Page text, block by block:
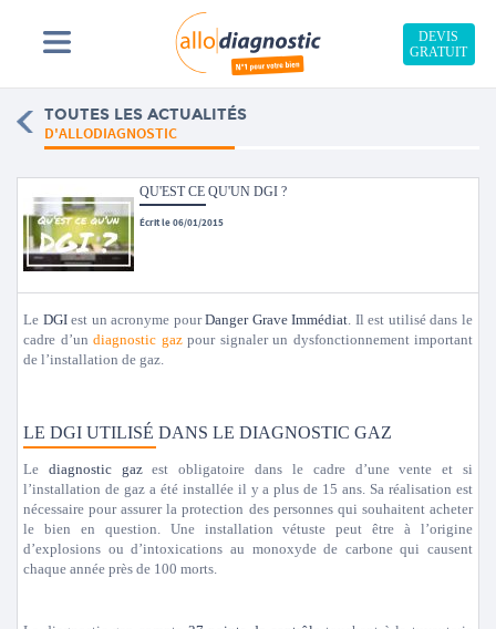
DEVIS
GRATUIT
TOUTES LES ACTUALITÉS
D'ALLODIAGNOSTIC
QU'EST CE QU'UN DGI ?
Écrit le 06/01/2015
Le DGIest un acronyme pourDanger Grave Immédiat. Il est utilisé dans le
cadre d’un diagnostic gazpour signaler un dysfonctionnement important
de l’installation de gaz.
LE DGI UTILISÉ DANS LE DIAGNOSTIC GAZ
Le diagnostic gazest obligatoire dans le cadre d’une vente et si
l’installation de gaz a été installée il y a plus de 15 ans. Sa réalisation est
nécessaire pour assurer la protection des personnes qui souhaitent acheter
le bien en question. Une installation vétuste peut être à l’origine
d’explosions ou d’intoxications au monoxyde de carbone qui causent
chaque année près de 100 morts.